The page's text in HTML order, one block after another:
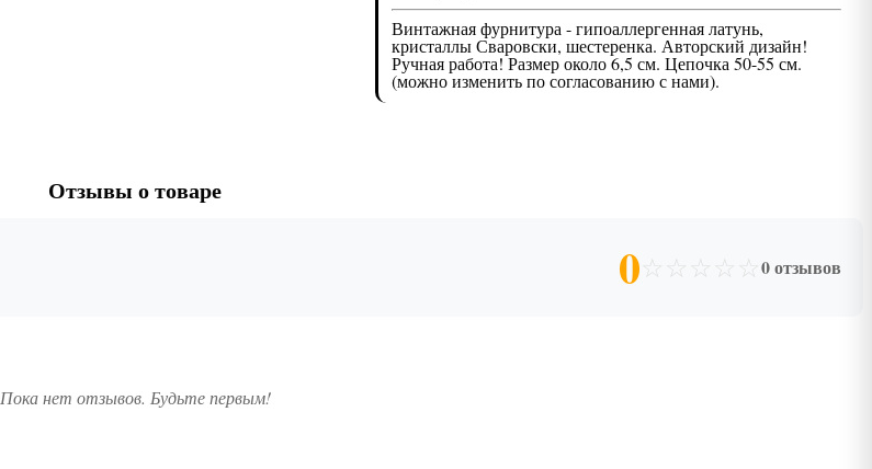
Винтажная фурнитура - гипоаллергенная латунь,
кристаллы Сваровски, шестеренка. Авторский дизайн!
Ручная работа! Размер около 6,5 см. Цепочка 50-55 см.
(можно изменить по согласованию с нами).
Отзывы о товаре
0 ☆ ☆ ☆ ☆ ☆ 0 отзывов
Пока нет отзывов. Будьте первым!